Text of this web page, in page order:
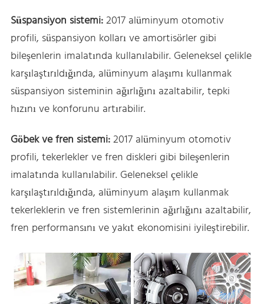
Süspansiyon sistemi:2017 alüminyum otomotiv
profili, süspansiyon kolları ve amortisörler gibi
bileşenlerin imalatında kullanılabilir. Geleneksel çelikle
karşılaştırıldığında, alüminyum alaşımı kullanmak
süspansiyon sisteminin ağırlığını azaltabilir, tepki
hızını ve konforunu artırabilir.
Göbek ve fren sistemi:2017 alüminyum otomotiv
profili, tekerlekler ve fren diskleri gibi bileşenlerin
imalatında kullanılabilir. Geleneksel çelikle
karşılaştırıldığında, alüminyum alaşım kullanmak
tekerleklerin ve fren sistemlerinin ağırlığını azaltabilir,
fren performansını ve yakıt ekonomisini iyileştirebilir.